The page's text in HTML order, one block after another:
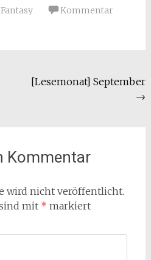
Fantasy
Kommentar
[Lesemonat] September
→
Kommentar
wird nicht veröffentlicht.
mit * markiert